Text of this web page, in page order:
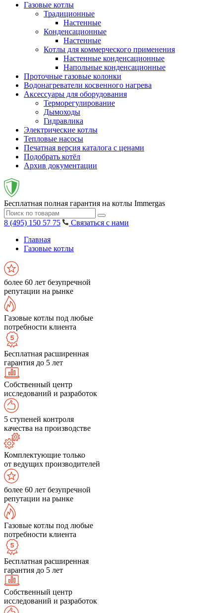
Газовые котлы
Традиционные
Настенные
Конденсационные
Настенные
Котлы для коммерческого применения
Настенные конденсационные
Напольные конденсационные
Проточные газовые колонки
Водонагреватели косвенного нагрева
Аксессуары для оборудования
Терморегулирование
Дымоходы
Гидравлика
Электрические котлы
Тепловые насосы
Печатная версия каталога с ценами
Подобрать котёл
Архив документации
Бесплатная полная гарантия на котлы Immergas
8 (495) 150 57 75
Связаться с нами
Главная
Газовые котлы
более 60 лет безупречной
репутации на рынке
Газовые котлы под любые
потребности клиента
Бесплатная расширенная
гарантия до 5 лет
Собственный центр
исследований и разработок
5 ступеней контроля
качества на производстве
Комплектующие только
от ведущих производителей
более 60 лет безупречной
репутации на рынке
Газовые котлы под любые
потребности клиента
Бесплатная расширенная
гарантия до 5 лет
Собственный центр
исследований и разработок